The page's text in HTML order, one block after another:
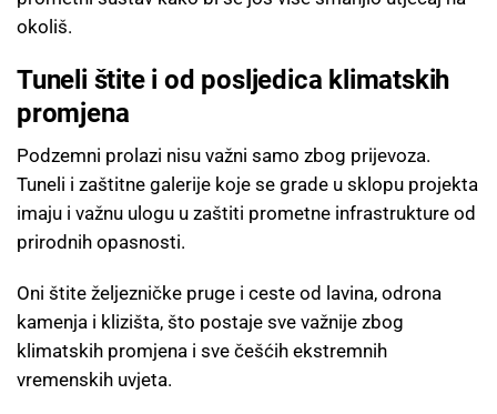
okoliš.
Tuneli štite i od posljedica klimatskih
promjena
Podzemni prolazi nisu važni samo zbog prijevoza.
Tuneli i zaštitne galerije koje se grade u sklopu projekta
imaju i važnu ulogu u zaštiti prometne infrastrukture od
prirodnih opasnosti.
Oni štite željezničke pruge i ceste od lavina, odrona
kamenja i klizišta, što postaje sve važnije zbog
klimatskih promjena i sve češćih ekstremnih
vremenskih uvjeta.